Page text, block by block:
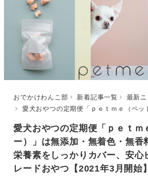
おでかけわんこ部 新着記事一覧
最新
愛犬おやつの定期便「ｐｅｔｍｅ（ペットミー）」は無添加・無着色・無香料！足りない栄養素をしっかりカバー
愛犬おやつの定期便「ｐｅｔｍ
ー）」は無添加・無着色・無香
栄養素をしっかりカバー、安心
レードおやつ【2021年3月開始】